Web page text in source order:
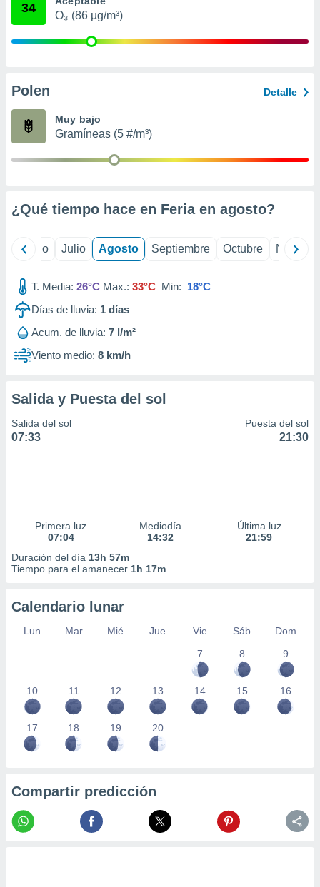
publicidad
de
1199
34
O₃ (86 µg/m³)
Polen Detalle
Muy bajo
Gramíneas (5 #/m³)
¿Qué tiempo hace en Feria en agosto?
Junio Julio Agosto Septiembre Octubre
T. Media: 26°C Max.: 33°C Min: 18°C
Días de lluvia: 1 días
Acum. de lluvia: 7 l/m²
Viento medio: 8 km/h
Salida y Puesta del sol
Salida del sol
07:33
Puesta del sol
21:30
Primera luz
07:04
Mediodía
14:32
Última luz
21:59
Duración del día 13h 57m
Tiempo para el amanecer 1h 17m
Calendario lunar
Lun Mar Mié Jue Vie Sáb
Dom
7
8 9
10 11 12 13 14 15 16
17 18 19 20
Compartir predicción